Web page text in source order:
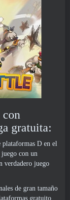
gratuita:
plataformas D en el
juego con un
verdadero juego
de gran tamaño
gratuito